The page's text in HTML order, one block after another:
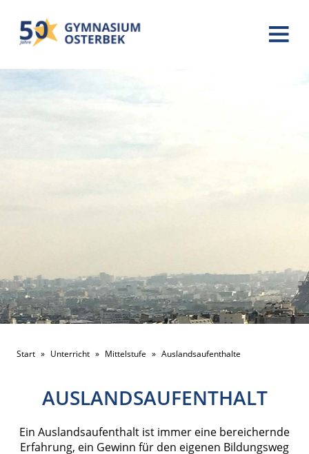
Start » Unterricht » Mittelstufe » Auslandsaufenthalte
AUSLANDSAUFENTHALT
Ein Auslandsaufenthalt ist immer eine bereichernde
Erfahrung, ein Gewinn für den eigenen Bildungsweg